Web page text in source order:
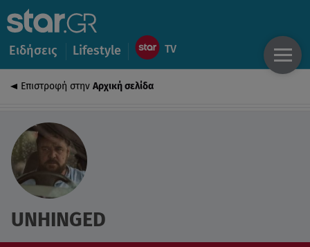
Ειδήσεις Lifestyle
Επιστροφή στην Αρχική σελίδα
UNHINGED